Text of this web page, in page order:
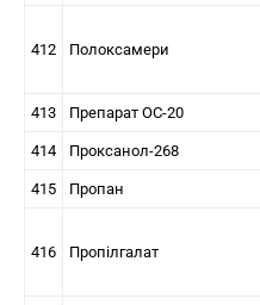
412 Полоксамери
413 Препарат ОС-20
414 Проксанол-268
415 Пропан
416 Пропілгалат